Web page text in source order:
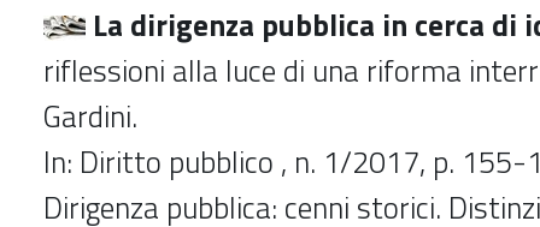
La dirigenza pubblica in cerca di
riflessioni alla luce di una riforma
Gardini.
In: Diritto pubblico , n. 1/2017, p. 155-
Dirigenza pubblica: cenni storici.